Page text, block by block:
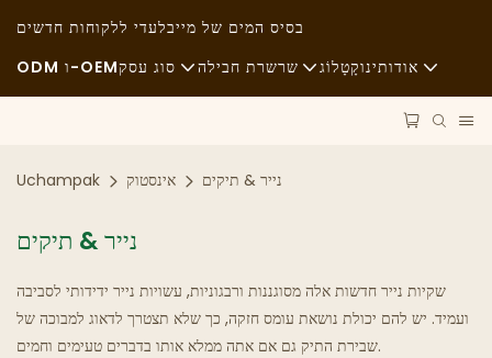
בלעדי ללקוחות חדשיםבסיס המים של מיי
ODM ו-OEMסוג עסק
אַגָבִי
אוכל משובח
מִזנוֹן
שרשרת חבילה
הוֹבָלָה
קָטָלוֹגאודותינו
בלוג
Uchampak אינסטוק נייר & תיקים
נייר & תיקים
שקיות נייר חדשות אלה מסוגננות ורבגוניות, עשויות נייר ידידותי לסביבה
ועמיד. יש להם יכולת נושאת עומס חזקה, כך שלא תצטרך לדאוג למבוכה של
שבירת התיק גם אם אתה ממלא אותו בדברים טעימים וחמים.